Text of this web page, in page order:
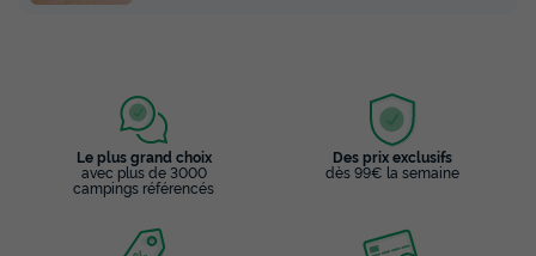
Le plus grand choix
avec plus de 3000
campings référencés
Des prix exclusifs
dès 99€ la semaine